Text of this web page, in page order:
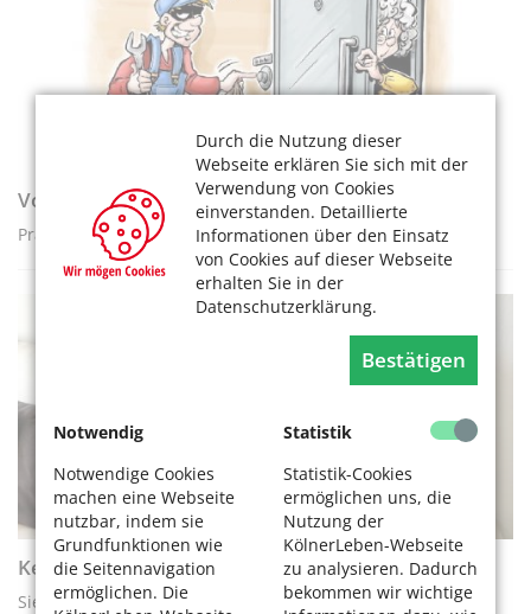
Durch die Nutzung dieser
Webseite erklären Sie sich mit der
Verwendung von Cookies
einverstanden. Detaillierte
Informationen über den Einsatz
von Cookies auf dieser Webseite
erhalten Sie in der
Datenschutzerklärung.
Bestätigen
Notwendig
Notwendige Cookies
machen eine Webseite
nutzbar, indem sie
Grundfunktionen wie
die Seitennavigation
ermöglichen. Die
Statistik
Statistik-Cookies
ermöglichen uns, die
Nutzung der
KölnerLeben-Webseite
zu analysieren. Dadurch
bekommen wir wichtige
Vorsicht Betrugsmasche: „falsche Handwerker“
Präventions-Tipps für Senioren
Kein Freund und Helfer - Betrüger am Telefon
Sieben Tipps, wie Sie sich schützen können